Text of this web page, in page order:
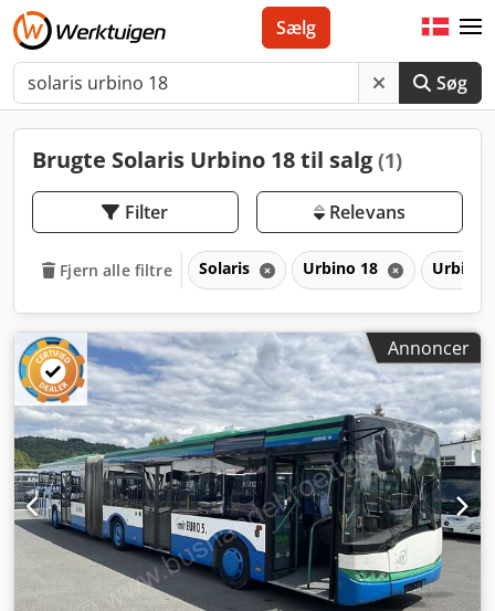
Søg
Sælg
Brugte Solaris Urbino 18 til salg (1)
Filter Relevans
Fjern alle filtre Solaris Urbino 18 Urbino
Annoncer